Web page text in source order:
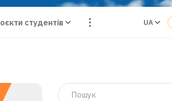
студентів UA